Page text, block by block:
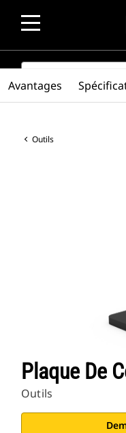
SEARCH
Outils
Plaque De
Outils
Avantages